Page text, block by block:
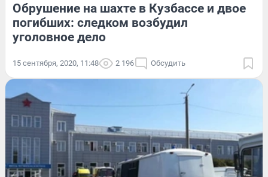
Обрушение на шахте в Кузбассе и двое
погибших: следком возбудил
уголовное дело
15 сентября, 2020, 11:48 2 196 Обсудить